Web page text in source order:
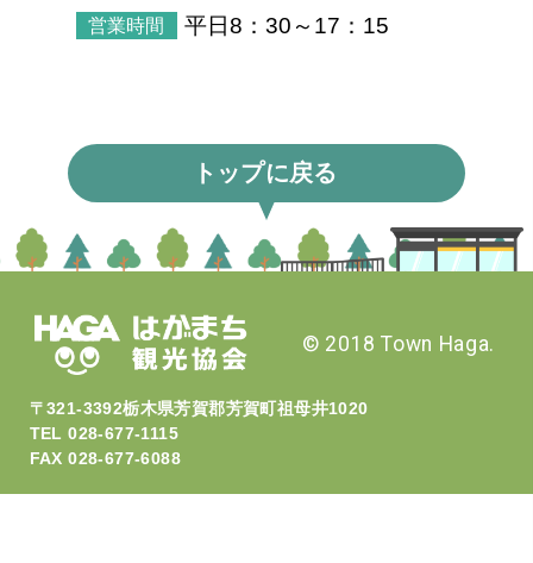
営業時間 平日8：30～17：15
トップに戻る
〒321-3392栃木県芳賀郡芳賀町祖母井1020
TEL 028-677-1115
FAX 028-677-6088
© 2018 Town Haga.